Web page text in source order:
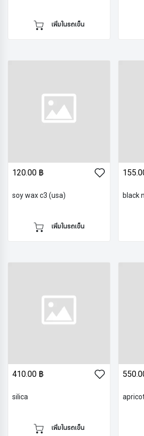
เพิ่มในรถเข็น
120.00 ฿
soy wax c3 (usa)
เพิ่มในรถเข็น
black
410.00 ฿
silica
เพิ่มในรถเข็น